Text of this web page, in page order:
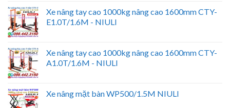
Xe nâng tay cao 1000kg nâng cao 1600mm CTY-
E1.0T/1.6M - NIULI
Xe nâng tay cao 1000kg nâng cao 1600mm CTY-
A1.0T/1.6M - NIULI
Xe nâng mặt bàn WP500/1.5M NIULI